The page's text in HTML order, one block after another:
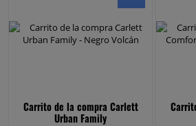
Carrito de la compra Carlett
Urban Family